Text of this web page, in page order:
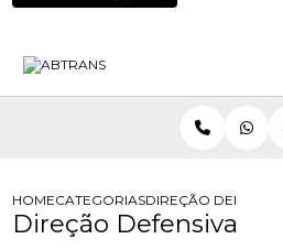
HOMECATEGORIASDIREÇÃO DEFENSIVA
Direção Defensiva